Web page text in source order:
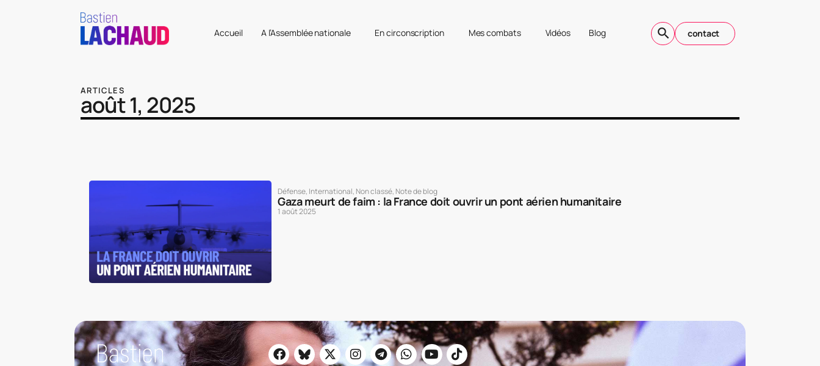
Accueil A l’Assemblée nationale En circonscription Mes combats Vidéos Blog contact
ARTICLES
août 1, 2025
Défense, International, Non classé, Note de blog
Gaza meurt de faim : la France doit ouvrir un pont aérien humanitaire
1 août 2025